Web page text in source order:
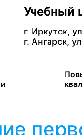
Учебный
г. Иркутск,
г. Ангарск,